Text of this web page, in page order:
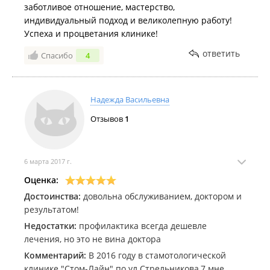
продажи капы (Invisalign), сам не принимая не
какого участия в лечении. Это был мой первый и
последний раз в этой клиники. О других врачах я не
берусь ничего говорить. ***
заботливое отношение, мастерство,
индивидуальный подход и великолепную работу!
Успеха и процветания клинике!
Спасибо 4 ответить
Надежда Васильевна
Отзывов 1
6 марта 2017 г.
Оценка:
Достоинства: довольна обслуживанием, доктором и
результатом!
Недостатки: профилактика всегда дешевле
лечения, но это не вина доктора
Комментарий: В 2016 году в стамотологической